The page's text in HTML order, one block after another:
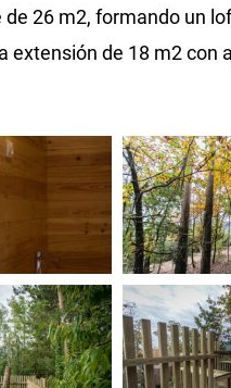
26 m2, formando un
extensión de 18 m2 con